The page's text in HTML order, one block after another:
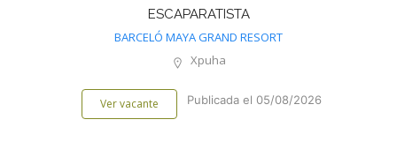
ESCAPARATISTA
BARCELÓ MAYA GRAND RESORT
Xpuha
Ver vacante Publicada el 05/08/2026